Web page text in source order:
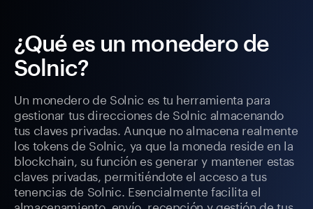
¿Qué es un monedero de
Solnic?
Un monedero de Solnic es tu herramienta para
gestionar tus direcciones de Solnic almacenando
tus claves privadas. Aunque no almacena realmente
los tokens de Solnic, ya que la moneda reside en la
blockchain, su función es generar y mantener estas
claves privadas, permitiéndote el acceso a tus
tenencias de Solnic. Esencialmente facilita el